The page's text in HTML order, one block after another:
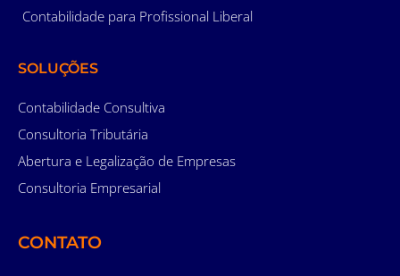
Contabilidade para Profissional Liberal
SOLUÇÕES
Contabilidade Consultiva
Consultoria Tributária
Abertura e Legalização de Empresas
Consultoria Empresarial
CONTATO